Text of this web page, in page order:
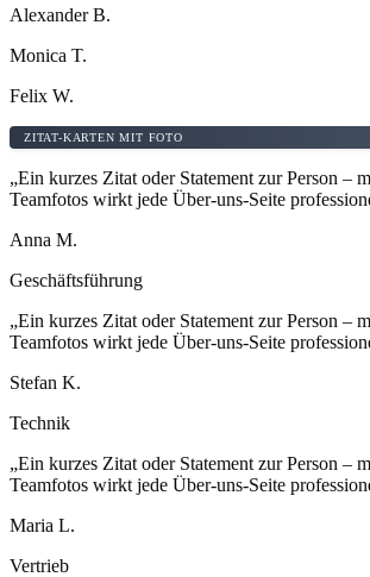
Alexander B.
Monica T.
Felix W.
ZITAT-KARTEN MIT FOTO
„Ein kurzes Zitat oder Statement zur Person –
Teamfotos wirkt jede Über-uns-Seite
Anna M.
Geschäftsführung
„Ein kurzes Zitat oder Statement zur Person –
Teamfotos wirkt jede Über-uns-Seite
Stefan K.
Technik
„Ein kurzes Zitat oder Statement zur Person –
Teamfotos wirkt jede Über-uns-Seite
Maria L.
Vertrieb